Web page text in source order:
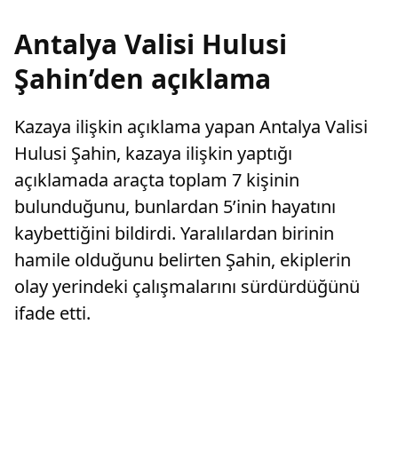
Antalya Valisi Hulusi
Şahin’den açıklama
Kazaya ilişkin açıklama yapan Antalya Valisi
Hulusi Şahin, kazaya ilişkin yaptığı
açıklamada araçta toplam 7 kişinin
bulunduğunu, bunlardan 5’inin hayatını
kaybettiğini bildirdi. Yaralılardan birinin
hamile olduğunu belirten Şahin, ekiplerin
olay yerindeki çalışmalarını sürdürdüğünü
ifade etti.